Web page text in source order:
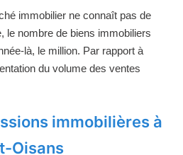
immobilier ne connaît pas de
le nombre de biens immobiliers
là, le million. Par rapport à
du volume des ventes
immobilières à
Oisans